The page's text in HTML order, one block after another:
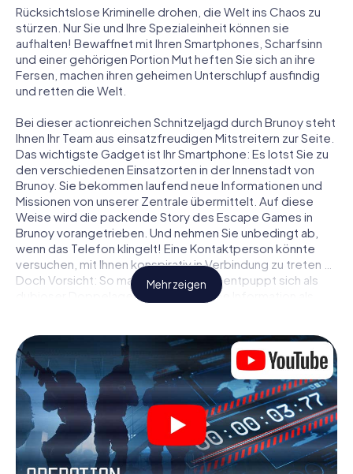
Rücksichtslose Kriminelle drohen, die Welt ins Chaos zu
stürzen. Nur Sie und Ihre Spezialeinheit können sie
aufhalten! Bewaffnet mit Ihren Smartphones, Scharfsinn
und einer gehörigen Portion Mut heften Sie sich an ihre
Fersen, machen ihren geheimen Unterschlupf ausfindig
und retten die Welt.
Bei dieser actionreichen Schnitzeljagd durch Brunoy steht
Ihnen Ihr Team aus einsatzfreudigen Mitstreitern zur Seite.
Das wichtigste Gadget ist Ihr Smartphone: Es lotst Sie zu
den verschiedenen Einsatzorten in der Innenstadt von
Brunoy. Sie bekommen laufend neue Informationen und
Missionen von unserer Zentrale übermittelt. Auf diese
Weise wird die packende Story des Escape Games in
Brunoy vorangetrieben. Und nehmen Sie unbedingt ab,
wenn das Telefon klingelt! Eine Kontaktperson könnte
versuchen, mit Ihnen konspirativ in Verbindung zu treten …
Doch Vorsicht: So mancher Informant entpuppt sich als
dubioser Doppelagent und so manche Information als
Sie niemandem!
Anders als in einem klassischen Escape Room in Brunoy
sind Sie also nicht in ein Zimmer eingesperrt, aus dem Sie
sich in einem vorgegebenen Zeitfenster befreien
müssen. Diese Smartphone Schnitzeljagd erklärt ganz
Brunoy zu Ihrem persönlichen Spielfeld! Die technische
Voraussetzung für Ihr Agentenabenteuer in Brunoy: Ein
Smartphone mit Zugang ins mobile Internet. Per Klick
Mehr zeigen